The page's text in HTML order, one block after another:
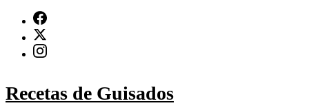
contenido
(presiona
Recetas de Guisados